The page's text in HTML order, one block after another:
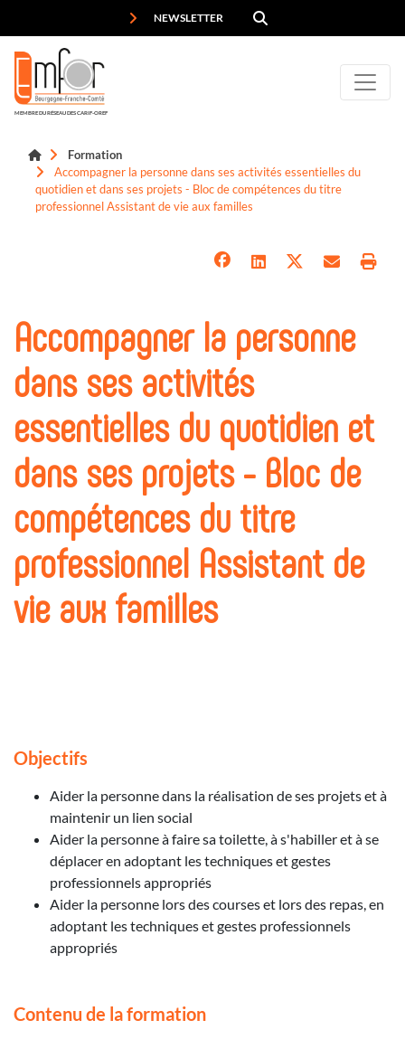
NEWSLETTER
MEMBRE DU RÉSEAU DES CARIF-OREF
Formation
Accompagner la personne dans ses activités essentielles du
quotidien et dans ses projets - Bloc de compétences du titre
professionnel Assistant de vie aux familles
Accompagner la personne
dans ses activités
essentielles du quotidien et
dans ses projets - Bloc de
compétences du titre
professionnel Assistant de
vie aux familles
Objectifs
Aider la personne dans la réalisation de ses projets et à
maintenir un lien social
Aider la personne à faire sa toilette, à s'habiller et à se
déplacer en adoptant les techniques et gestes
professionnels appropriés
Aider la personne lors des courses et lors des repas, en
adoptant les techniques et gestes professionnels
appropriés
Contenu de la formation
Panneau de gestion des cookies